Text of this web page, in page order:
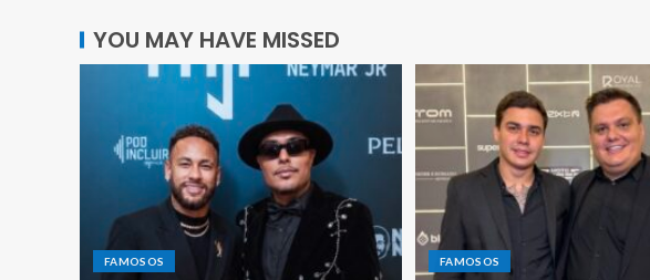
YOU MAY HAVE MISSED
FAMOSOS FAMOSOS